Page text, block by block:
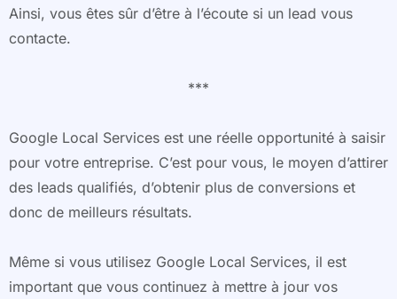
Ainsi, vous êtes sûr d’être à l’écoute si un lead vous
contacte.
***
Google Local Services est une réelle opportunité à saisir
pour votre entreprise. C’est pour vous, le moyen d’attirer
des leads qualifiés, d’obtenir plus de conversions et
donc de meilleurs résultats.
Même si vous utilisez Google Local Services, il est
important que vous continuez à mettre à jour vos